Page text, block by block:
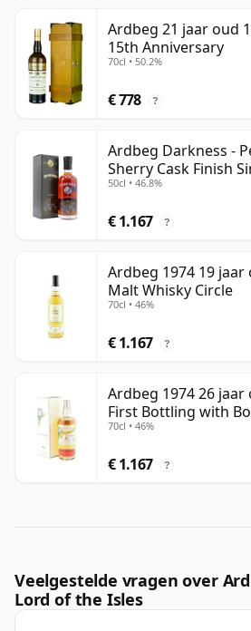
Ardbeg 21 jaar oud
15th Anniversary
70cl • 50.2%
€ 778 ?
Ardbeg Darkness -
Sherry Cask Finish
50cl • 46.8%
€ 1.167 ?
Ardbeg 1974 19 jaar
Malt Whisky Circle
70cl • 46%
€ 1.167 ?
Ardbeg 1974 26 jaar
First Bottling with
70cl • 46%
€ 1.167 ?
Veelgestelde vragen over
Lord of the Isles